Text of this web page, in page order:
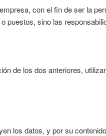
con el fin de ser la
puestos, sino las
de los dos anteriores,
los datos, y por su